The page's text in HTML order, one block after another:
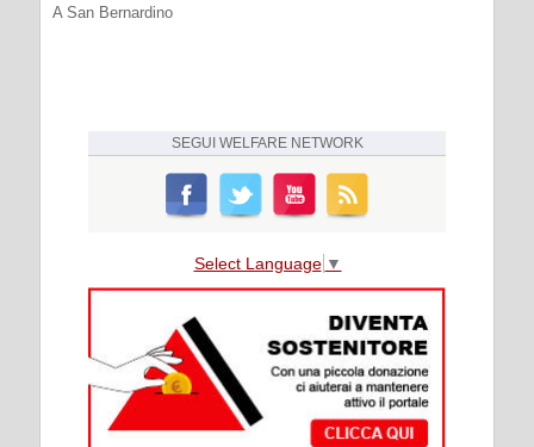
A San Bernardino
SEGUI WELFARE NETWORK
Select Language ▼